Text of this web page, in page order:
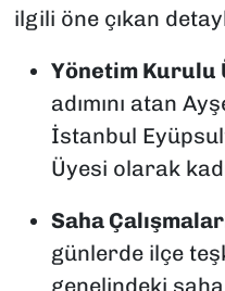
ilgili öne çıkan
Yönetim Kurulu
adımını atan
İstanbul
Üyesi olarak
Saha
günlerde ilçe
genelindeki